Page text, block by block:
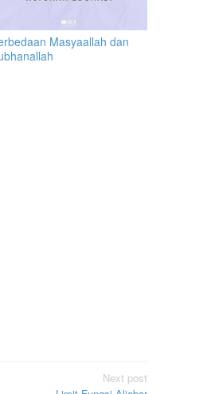
Masyaallah dan
Next post